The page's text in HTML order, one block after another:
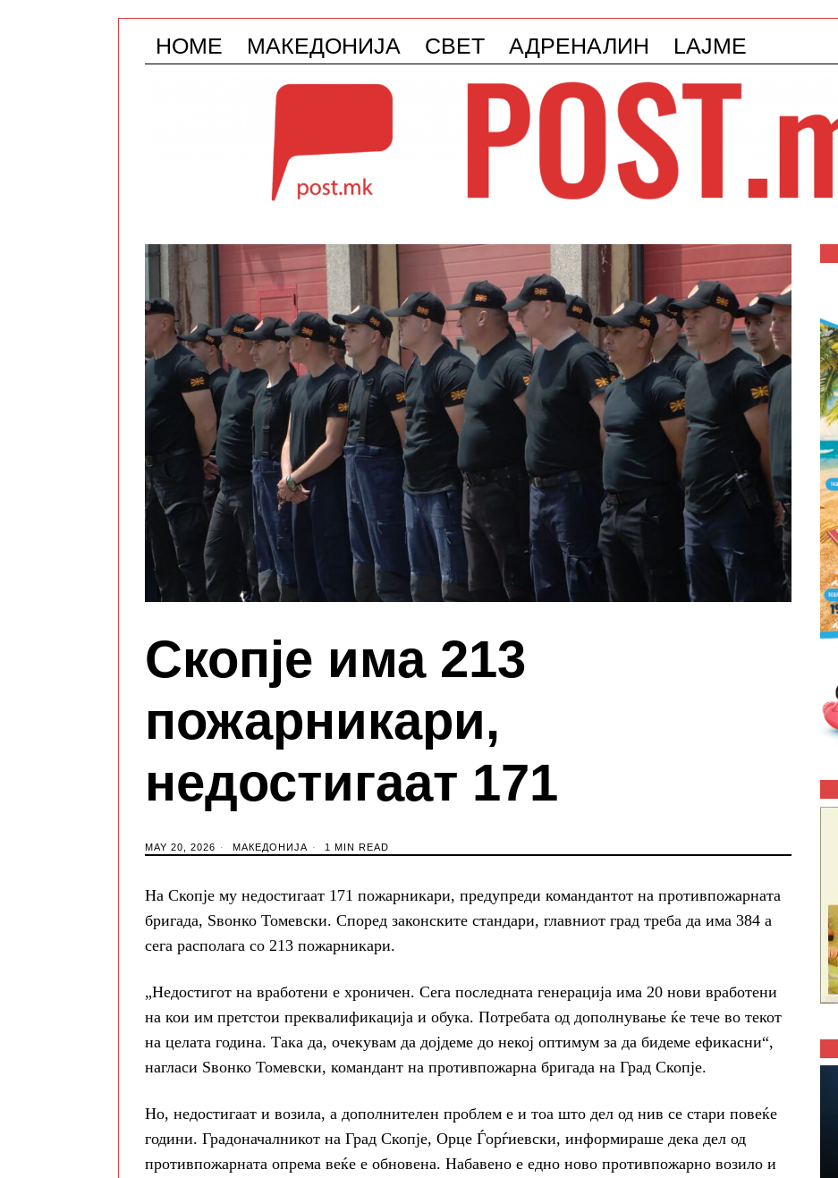
HOME МАКЕДОНИЈА СВЕТ АДРЕНАЛИН LAJME
Скопје има 213
пожарникари,
недостигаат 171
MAY 20, 2026 МАКЕДОНИЈА 1 MIN READ
На Скопје му недостигаат 171 пожарникари, предупреди командантот на противпожарната
бригада, Ѕвонко Томевски. Според законските стандари, главниот град треба да има 384 а
сега располага со 213 пожарникари.
„Недостигот на вработени е хроничен. Сега последната генерација има 20 нови вработени
на кои им претстои преквалификација и обука. Потребата од дополнување ќе тече во текот
на целата година. Така да, очекувам да дојдеме до некој оптимум за да бидеме ефикасни“,
нагласи Ѕвонко Томевски, командант на противпожарна бригада на Град Скопје.
Но, недостигаат и возила, а дополнителен проблем е и тоа што дел од нив се стари повеќе
години. Градоначалникот на Град Скопје, Орце Ѓорѓиевски, информираше дека дел од
противпожарната опрема веќе е обновена. Набавено е едно ново противпожарно возило и